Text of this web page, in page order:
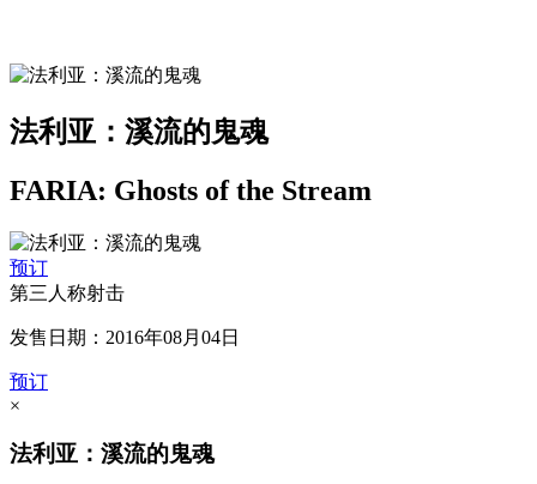
法利亚：溪流的鬼魂
FARIA: Ghosts of the Stream
预订
第三人称射击
发售日期：2016年08月04日
预订
×
法利亚：溪流的鬼魂